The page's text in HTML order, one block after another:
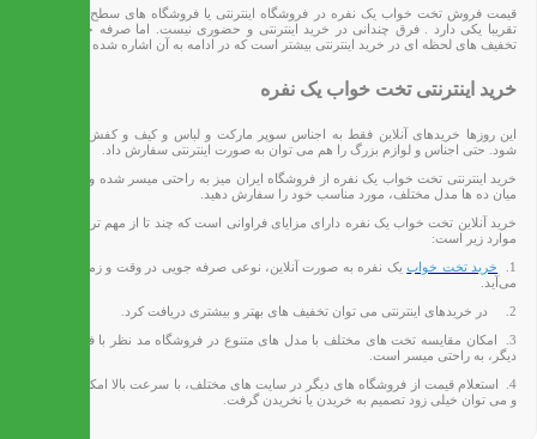
قیمت فروش تخت خواب یک نفره در فروشگاه اینترنتی یا فروشگاه های سطح شهر، قیمتی
تقریبا یکی دارد . فرق چندانی در خرید اینترنتی و حضوری نیست. اما صرفه جویی زمان و
تخفیف های لحظه ای در خرید اینترنتی بیشتر است که در ادامه به آن اشاره شده است.
خرید اینترنتی تخت خواب یک نفره
این روزها خریدهای آنلاین فقط به اجناس سوپر مارکت و لباس و کیف و کفش خلاصه نمی
شود. حتی اجناس و لوازم بزرگ را هم می توان به صورت اینترنتی سفارش داد.
خرید اینترنتی تخت خواب یک نفره از فروشگاه ایران میز به راحتی میسر شده و می توانید از
میان ده ها مدل مختلف، مورد مناسب خود را سفارش دهید.
خرید آنلاین تخت خواب یک نفره دارای مزایای فراوانی است که چند تا از مهم ترین آنها شامل
موارد زیر است:
1.
خرید تخت خوابیک نفره به صورت آنلاین، نوعی صرفه جویی در وقت و زمان به حساب
می‌آید.
2. در خریدهای اینترنتی می توان تخفیف های بهتر و بیشتری دریافت کرد.
3. امکان مقایسه تخت های مختلف با مدل های متنوع در فروشگاه مد نظر با فروشگاه های
دیگر، به راحتی میسر است.
4. استعلام قیمت از فروشگاه های دیگر در سایت های مختلف، با سرعت بالا امکان پذیر است
و می توان خیلی زود تصمیم به خریدن یا نخریدن گرفت.